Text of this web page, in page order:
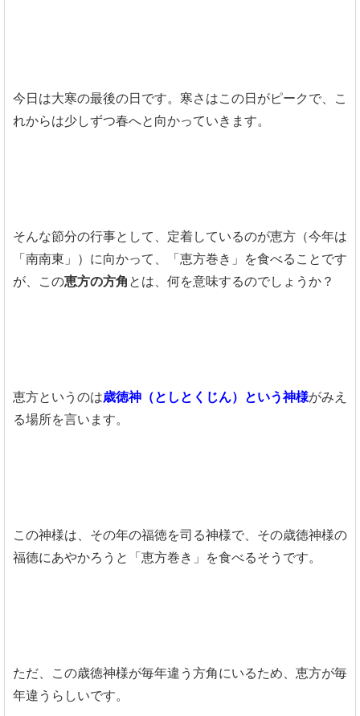
今日は大寒の最後の日です。寒さはこの日がピークで、こ
れからは少しずつ春へと向かっていきます。
そんな節分の行事として、定着しているのが恵方（今年は
「南南東」）に向かって、「恵方巻き」を食べることです
が、この恵方の方角 とは、何を意味するのでしょうか？
恵方というのは歳徳神（としとくじん）という神様がみえ
る場所を言います。
この神様は、その年の福徳を司る神様で、その歳徳神様の
福徳にあやかろうと「恵方巻き」を食べるそうです。
ただ、この歳徳神様が毎年違う方角にいるため、恵方が毎
年違うらしいです。